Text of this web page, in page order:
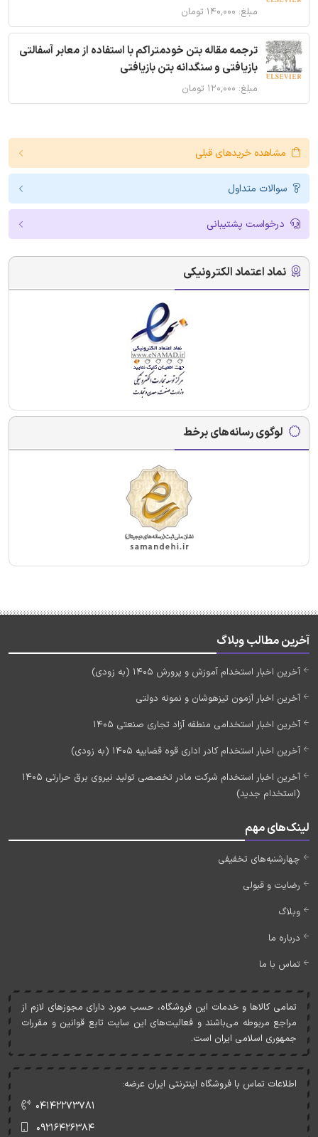
مبلغ: ۱۴۰,۰۰۰ تومان
ترجمه مقاله بتن خودمتراکم با استفاده از معابر آسفالتی
بازیافتی و سنگدانه بتن بازیافتی
مبلغ: ۱۲۰,۰۰۰ تومان
مشاهده خریدهای قبلی
سوالات متداول
درخواست پشتیبانی
نماد اعتماد الکترونیکی
لوگوی رسانه‌های برخط
آخرین مطالب وبلاگ
آخرین اخبار استخدام آموزش و پرورش 1405 (به زودی)
آخرین اخبار آزمون تیزهوشان و نمونه دولتی
آخرین اخبار استخدامی منطقه آزاد تجاری صنعتی 1405
آخرین اخبار استخدام کادر اداری قوه قضاییه 1405 (به زودی)
آخرین اخبار استخدام شرکت مادر تخصصی تولید نیروی برق حرارتی 1405
(استخدام جدید)
لینک‌های مهم
چهارشنبه‌های تخفیفی
رضایت و قبولی
وبلاگ
درباره ما
تماس با ما
تمامی کالاها و خدمات اين فروشگاه، حسب مورد دارای مجوزهای لازم از
مراجع مربوطه می‌باشند و فعاليت‌های اين سايت تابع قوانين و مقررات
جمهوری اسلامی ايران است.
اطلاعات تماس با فروشگاه اینترنتی ایران عرضه:
۰۴۱۴۲۲۷۳۷۸۱
۰۹۲۱۶۴۲۶۳۸۴